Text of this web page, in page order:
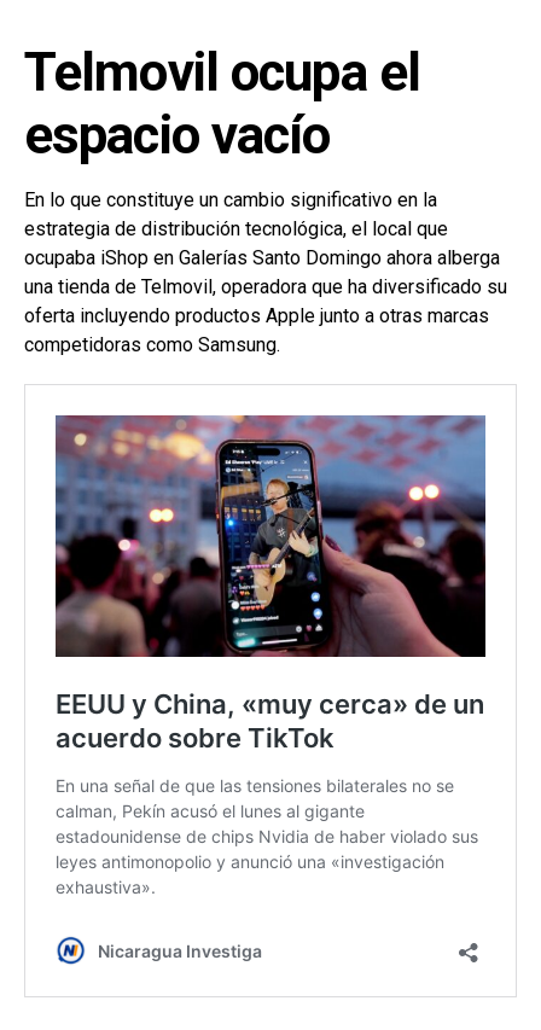
Telmovil ocupa el
espacio vacío
En lo que constituye un cambio significativo en la
estrategia de distribución tecnológica, el local que
ocupaba iShop en Galerías Santo Domingo ahora alberga
una tienda de Telmovil, operadora que ha diversificado su
oferta incluyendo productos Apple junto a otras marcas
competidoras como Samsung.